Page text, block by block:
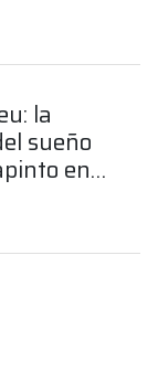
la
sueño
en